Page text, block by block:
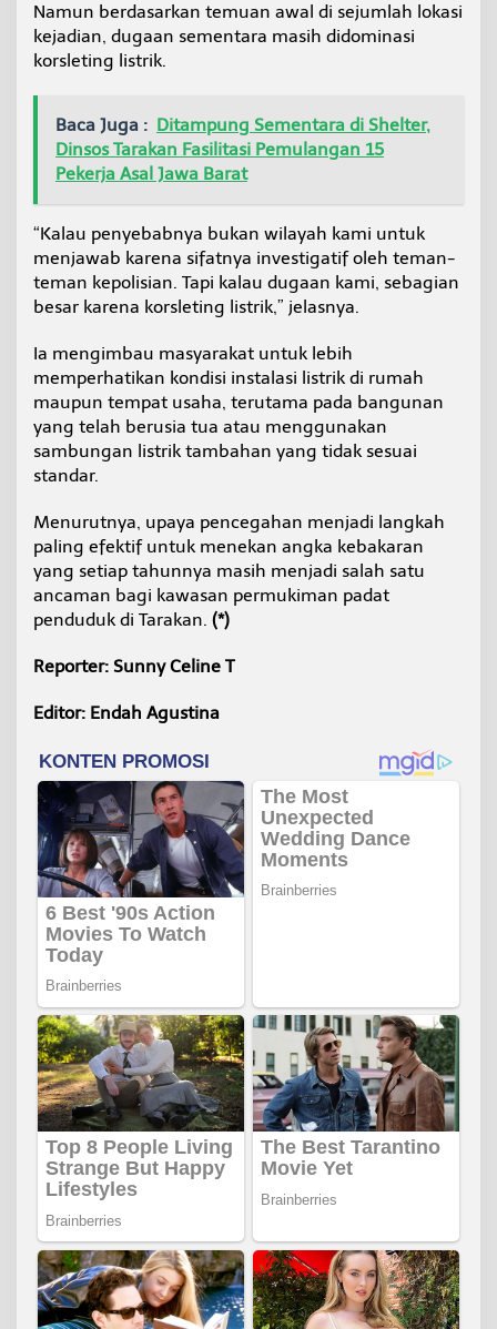
Namun berdasarkan temuan awal di sejumlah lokasi
kejadian, dugaan sementara masih didominasi
korsleting listrik.
Baca Juga : Ditampung Sementara di Shelter,
Dinsos Tarakan Fasilitasi Pemulangan 15
Pekerja Asal Jawa Barat
“Kalau penyebabnya bukan wilayah kami untuk
menjawab karena sifatnya investigatif oleh teman-
teman kepolisian. Tapi kalau dugaan kami, sebagian
besar karena korsleting listrik,” jelasnya.
Ia mengimbau masyarakat untuk lebih
memperhatikan kondisi instalasi listrik di rumah
maupun tempat usaha, terutama pada bangunan
yang telah berusia tua atau menggunakan
sambungan listrik tambahan yang tidak sesuai
standar.
Menurutnya, upaya pencegahan menjadi langkah
paling efektif untuk menekan angka kebakaran
yang setiap tahunnya masih menjadi salah satu
ancaman bagi kawasan permukiman padat
penduduk di Tarakan. (*)
Reporter: Sunny Celine T
Editor: Endah Agustina